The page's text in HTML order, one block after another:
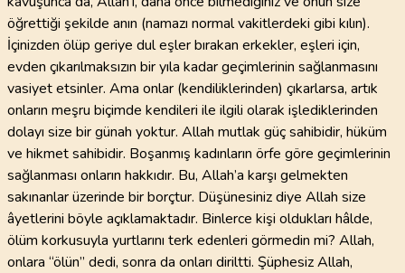
öğrettiği şekilde anın (namazı normal vakitlerdeki gibi kılın).
İçinizden ölüp geriye dul eşler bırakan erkekler, eşleri için,
evden çıkarılmaksızın bir yıla kadar geçimlerinin sağlanmasını
vasiyet etsinler. Ama onlar (kendiliklerinden) çıkarlarsa, artık
onların meşru biçimde kendileri ile ilgili olarak işlediklerinden
dolayı size bir günah yoktur. Allah mutlak güç sahibidir, hüküm
ve hikmet sahibidir. Boşanmış kadınların örfe göre geçimlerinin
sağlanması onların hakkıdır. Bu, Allah’a karşı gelmekten
sakınanlar üzerinde bir borçtur. Düşünesiniz diye Allah size
âyetlerini böyle açıklamaktadır. Binlerce kişi oldukları hâlde,
ölüm korkusuyla yurtlarını terk edenleri görmedin mi? Allah,
onlara “ölün” dedi, sonra da onları diriltti. Şüphesiz Allah,